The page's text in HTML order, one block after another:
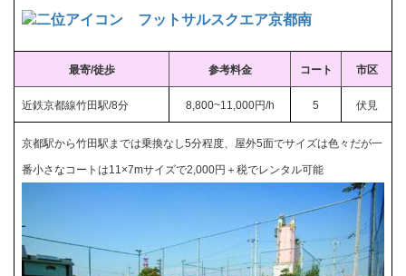
フットサルスクエア京都南
最寄/徒歩 参考料金 コート 市区
近鉄京都線竹田駅/8分 8,800~11,000円/h 5 伏見
京都駅から竹田駅までは乗換なし5分程度、屋外5面でサイズは色々だが一
番小さなコートは11×7mサイズで2,000円＋税でレンタル可能